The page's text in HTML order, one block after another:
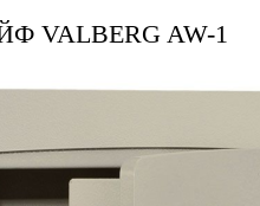
VALBERG AW-1